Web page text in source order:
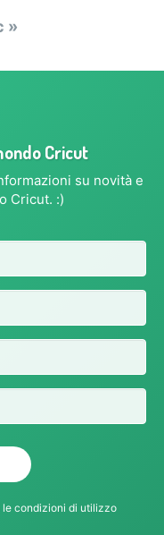
»
Cricut
su novità e
Cricut. :)
le condizioni di utilizzo